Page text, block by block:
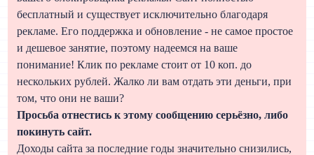
бесплатный и существует исключительно благодаря
рекламе. Его поддержка и обновление - не самое простое
и дешевое занятие, поэтому надеемся на ваше
понимание! Клик по рекламе стоит от 10 коп. до
нескольких рублей. Жалко ли вам отдать эти деньги, при
том, что они не ваши?
Просьба отнестись к этому сообщению серьёзно, либо
покинуть сайт.
Доходы сайта за последние годы значительно снизились,